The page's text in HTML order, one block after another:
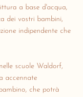
a base d'acqua,
dei vostri bambini,
indipendente che
scuole Waldorf,
accennate
che potrà